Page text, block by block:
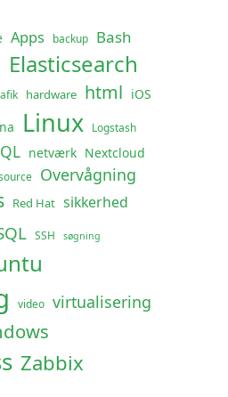
Apps backup Bash
Elasticsearch
hardware html iOS
Linux Logstash
netværk Nextcloud
Overvågning
Red Hat sikkerhed
SSH søgning
video virtualisering
Zabbix